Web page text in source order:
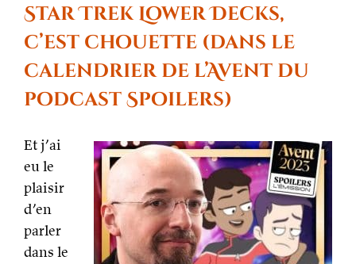
nouveau
disponible
normalement
Star Trek Lower Decks,
c’est chouette (dans le
calendrier de l’Avent du
podcast Spoilers)
Et j’ai
eu le
plaisir
d’en
parler
dans le